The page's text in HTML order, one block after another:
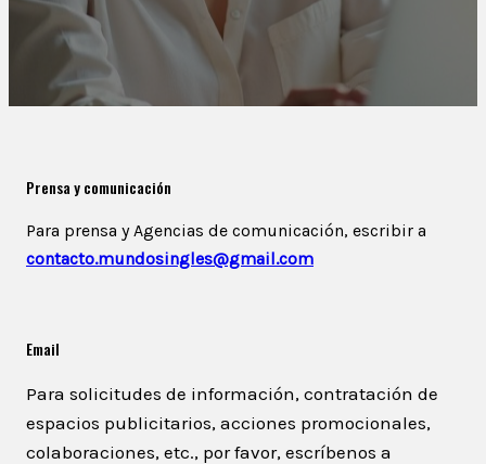
Prensa y comunicación
Para prensa y Agencias de comunicación, escribir a
contacto.mundosingles@gmail.com
Email
Para solicitudes de información, contratación de
espacios publicitarios, acciones promocionales,
colaboraciones, etc., por favor, escríbenos a